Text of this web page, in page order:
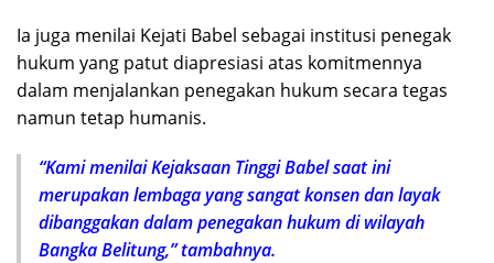
Ia juga menilai Kejati Babel sebagai institusi penegak
hukum yang patut diapresiasi atas komitmennya
dalam menjalankan penegakan hukum secara tegas
namun tetap humanis.
“Kami menilai Kejaksaan Tinggi Babel saat ini
merupakan lembaga yang sangat konsen dan layak
dibanggakan dalam penegakan hukum di wilayah
Bangka Belitung,” tambahnya.